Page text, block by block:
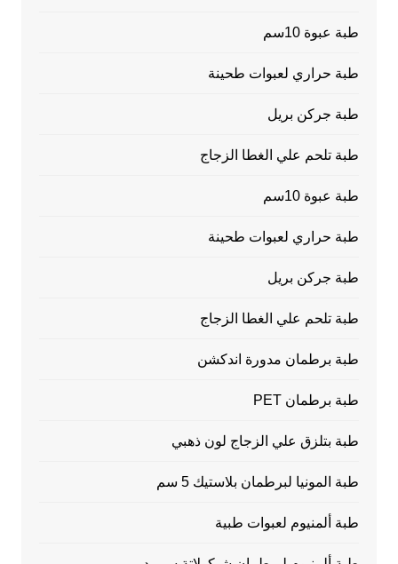
طبة عبوة 10سم
طبة حراري لعبوات طحينة
طبة جركن بريل
طبة تلحم علي الغطا الزجاج
طبة عبوة 10سم
طبة حراري لعبوات طحينة
طبة جركن بريل
طبة تلحم علي الغطا الزجاج
طبة برطمان مدورة اندكشن
طبة برطمان PET
طبة بتلزق علي الزجاج لون ذهبي
طبة المونيا لبرطمان بلاستيك 5 سم
طبة ألمنيوم لعبوات طبية